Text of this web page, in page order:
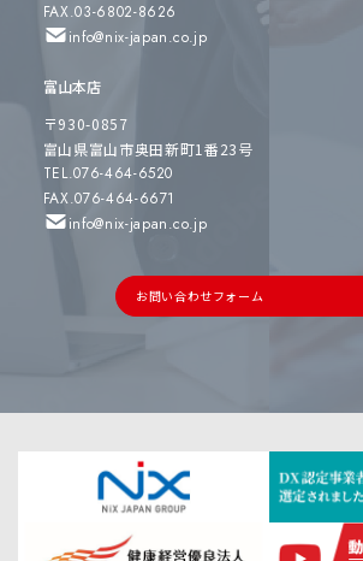
FAX.03-6802-8626
info@nix-japan.co.jp
富山本店
〒930-0857
富山県富山市奥田新町1番23号
TEL.076-464-6520
FAX.076-464-6671
info@nix-japan.co.jp
お問い合わせフォーム